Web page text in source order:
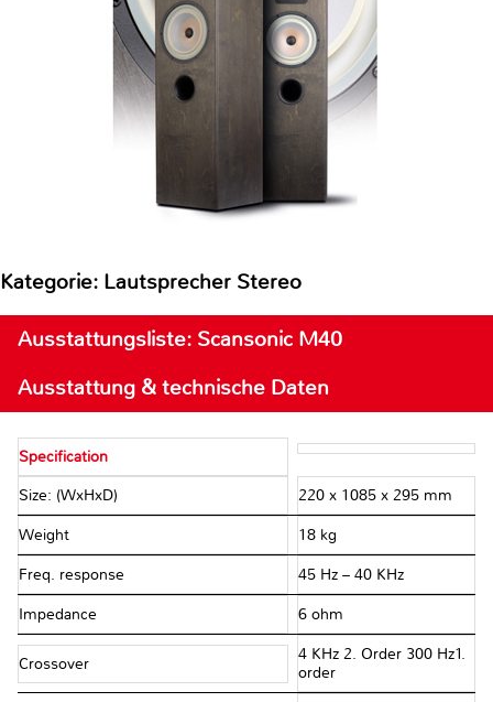
Kategorie: Lautsprecher Stereo
Ausstattungsliste: Scansonic M40
Ausstattung & technische Daten
Specification
Size: (WxHxD) 220 x 1085 x 295 mm
Weight 18 kg
Freq. response 45 Hz – 40 KHz
Impedance 6 ohm
Crossover
4 KHz 2. Order 300 Hz1.
order